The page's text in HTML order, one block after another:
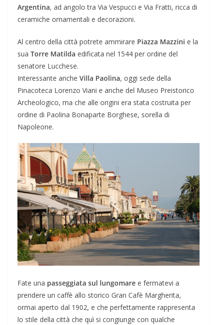
Argentina, ad angolo tra Via Vespucci e Via Fratti, ricca di
ceramiche ornamentali e decorazioni.
Al centro della città potrete ammirare Piazza Mazzini e la
sua Torre Matilda edificata nel 1544 per ordine del
senatore Lucchese.
Interessante anche Villa Paolina, oggi sede della
Pinacoteca Lorenzo Viani e anche del Museo Preistorico
Archeologico, ma che alle origini era stata costruita per
ordine di Paolina Bonaparte Borghese, sorella di
Napoleone.
Fate una passeggiata sul lungomare e fermatevi a
prendere un caffè allo storico Gran Cafè Margherita,
ormai aperto dal 1902, e che perfettamente rappresenta
lo stile della città che quì si congiunge con qualche